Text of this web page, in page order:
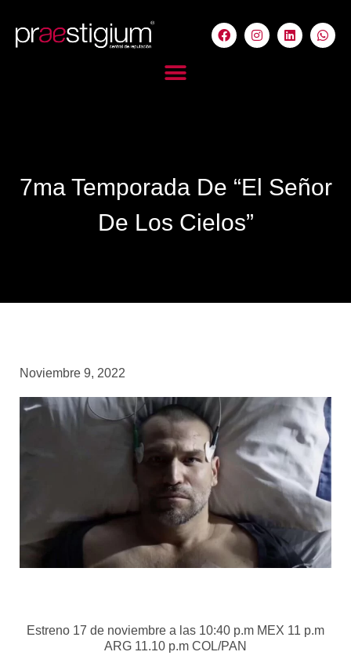
7ma Temporada De “El Señor
De Los Cielos”
Noviembre 9, 2022
Estreno 17 de noviembre a las 10:40 p.m MEX 11 p.m
ARG 11.10 p.m COL/PAN